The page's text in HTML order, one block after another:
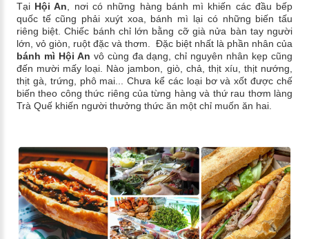
Tại Hội An, nơi có những hàng bánh mì khiến các đầu bếp
quốc tế cũng phải xuýt xoa, bánh mì lại có những biến tấu
riêng biệt. Chiếc bánh chỉ lớn bằng cỡ già nửa bàn tay người
lớn, vỏ giòn, ruột đặc và thơm. Đặc biệt nhất là phần nhân của
bánh mì Hội An vô cùng đa dạng, chỉ nguyên nhân kẹp cũng
đến mười mấy loại. Nào jambon, giò, chả, thịt xíu, thịt nướng,
thịt gà, trứng, phô mai... Chưa kể các loại bơ và xốt được chế
biến theo công thức riêng của từng hàng và thứ rau thơm làng
Trà Quế khiến người thưởng thức ăn một chỉ muốn ăn hai.